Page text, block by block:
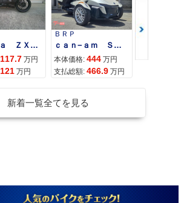
Ｎｉｎｊａ ＺＸ−４Ｒ ＳＥ
117.7 万円
121 万円
ＢＲＰ
ｃａｎ−ａｍ ＳＰＹＤＥＲ ＲＴ ＬＩＭＩＴＥＤ
本体価格: 444 万円
支払総額: 466.9 万円
スズキ
本体価格:
新着一覧全てを見る